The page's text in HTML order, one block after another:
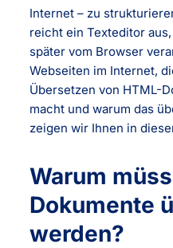
Internet – zu
reicht ein Texteditor
später vom Browser
Webseiten im Internet,
Übersetzen von HTML-
macht und warum das
zeigen wir Ihnen in
Warum
Dokumente
werden?